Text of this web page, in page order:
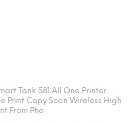
Tank 581 All One Printer
Print Copy Scan Wireless High
From Pho